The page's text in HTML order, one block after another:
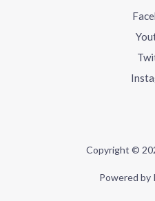
Copyright ©
Powered by